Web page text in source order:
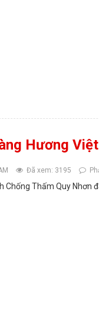
Hương Việt
Đã xem: 3195
Chống Thấm Quy Nhơn